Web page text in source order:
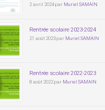
2 avril 2024 par Muriel SAMAIN
Rentrée scolaire 2023-2024
21 août 2023 par Muriel SAMAIN
Rentrée scolaire 2022-2023
8 août 2022 par Muriel SAMAIN